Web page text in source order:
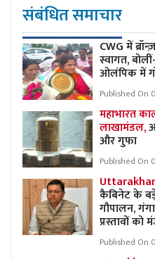
संबंधित समाचार
CWG में
स्वागत,
ओलंपिक में
Published On
महाभारत
लाखामंडल,
और गुफा
Published On
कैबिनेट के
गौपालन,
प्रस्तावों को
Published On